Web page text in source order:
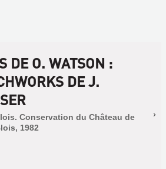
DE O. WATSON :
DE J.
Conservation du Château de
1982